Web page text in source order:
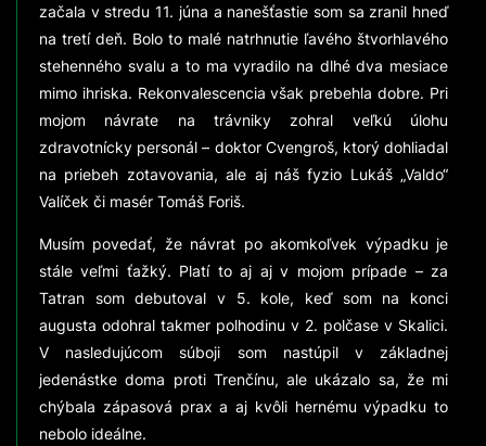
začala v stredu 11. júna a nanešťastie som sa zranil hneď
na tretí deň. Bolo to malé natrhnutie ľavého štvorhlavého
stehenného svalu a to ma vyradilo na dlhé dva mesiace
mimo ihriska. Rekonvalescencia však prebehla dobre. Pri
mojom návrate na trávniky zohral veľkú úlohu
zdravotnícky personál – doktor Cvengroš, ktorý dohliadal
na priebeh zotavovania, ale aj náš fyzio Lukáš „Valdo“
Valíček či masér Tomáš Foriš.
Musím povedať, že návrat po akomkoľvek výpadku je
stále veľmi ťažký. Platí to aj aj v mojom prípade – za
Tatran som debutoval v 5. kole, keď som na konci
augusta odohral takmer polhodinu v 2. polčase v Skalici.
V nasledujúcom súboji som nastúpil v základnej
jedenástke doma proti Trenčínu, ale ukázalo sa, že mi
chýbala zápasová prax a aj kvôli hernému výpadku to
nebolo ideálne.